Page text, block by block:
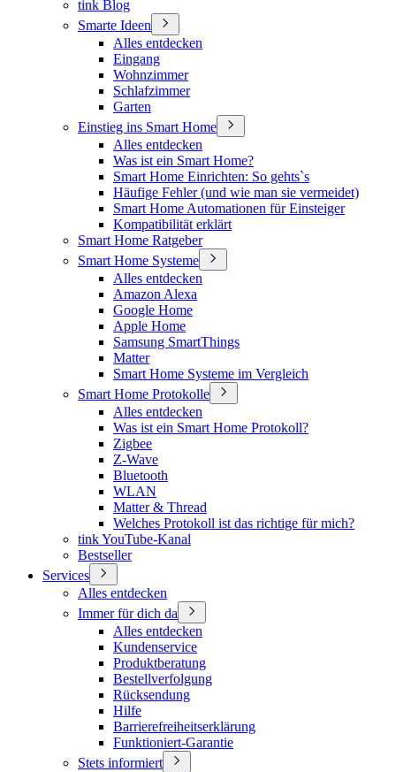
tink Blog
Smarte Ideen
Alles entdecken
Eingang
Wohnzimmer
Schlafzimmer
Garten
Einstieg ins Smart Home
Alles entdecken
Was ist ein Smart Home?
Smart Home Einrichten: So gehts`s
Häufige Fehler (und wie man sie vermeidet)
Smart Home Automationen für Einsteiger
Kompatibilität erklärt
Smart Home Ratgeber
Smart Home Systeme
Alles entdecken
Amazon Alexa
Google Home
Apple Home
Samsung SmartThings
Matter
Smart Home Systeme im Vergleich
Smart Home Protokolle
Alles entdecken
Was ist ein Smart Home Protokoll?
Zigbee
Z-Wave
Bluetooth
WLAN
Matter & Thread
Welches Protokoll ist das richtige für mich?
tink YouTube-Kanal
Bestseller
Services
Alles entdecken
Immer für dich da
Alles entdecken
Kundenservice
Produktberatung
Bestellverfolgung
Rücksendung
Hilfe
Barrierefreiheitserklärung
Funktioniert-Garantie
Stets informiert